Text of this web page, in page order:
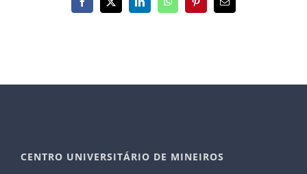
Facebook
X LinkedInWhatsAppPinterest
E-
mail
CENTRO UNIVERSITÁRIO DE MINEIROS